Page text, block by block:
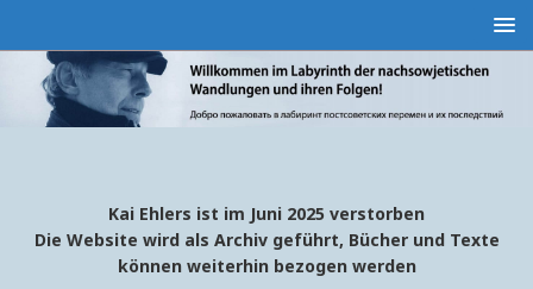
Kai Ehlers ist im Juni 2025 verstorben
Die Website wird als Archiv geführt, Bücher und Texte
können weiterhin bezogen werden